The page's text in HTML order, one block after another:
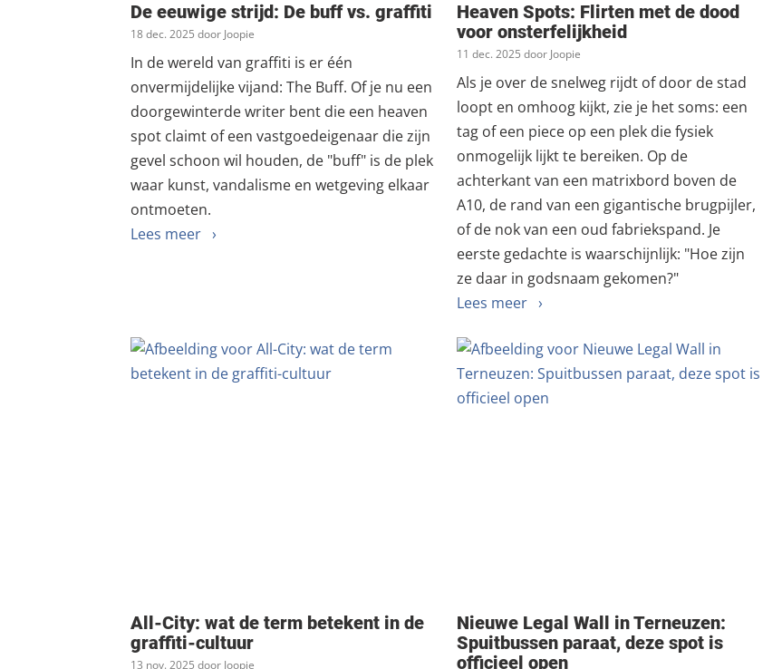
De eeuwige strijd: De buff vs. graffiti
18 dec. 2025 door Joopie
In de wereld van graffiti is er één
onvermijdelijke vijand: The Buff. Of je nu een
doorgewinterde writer bent die een heaven
spot claimt of een vastgoedeigenaar die zijn
gevel schoon wil houden, de "buff" is de plek
waar kunst, vandalisme en wetgeving elkaar
ontmoeten.
Lees meer ›
Heaven Spots: Flirten met de dood
voor onsterfelijkheid
11 dec. 2025 door Joopie
Als je over de snelweg rijdt of door de stad
loopt en omhoog kijkt, zie je het soms: een
tag of een piece op een plek die fysiek
onmogelijk lijkt te bereiken. Op de
achterkant van een matrixbord boven de
A10, de rand van een gigantische brugpijler,
of de nok van een oud fabriekspand. Je
eerste gedachte is waarschijnlijk: "Hoe zijn
ze daar in godsnaam gekomen?"
Lees meer ›
All-City: wat de term betekent in de
graffiti-cultuur
13 nov. 2025 door Joopie
Nieuwe Legal Wall in Terneuzen:
Spuitbussen paraat, deze spot is
officieel open